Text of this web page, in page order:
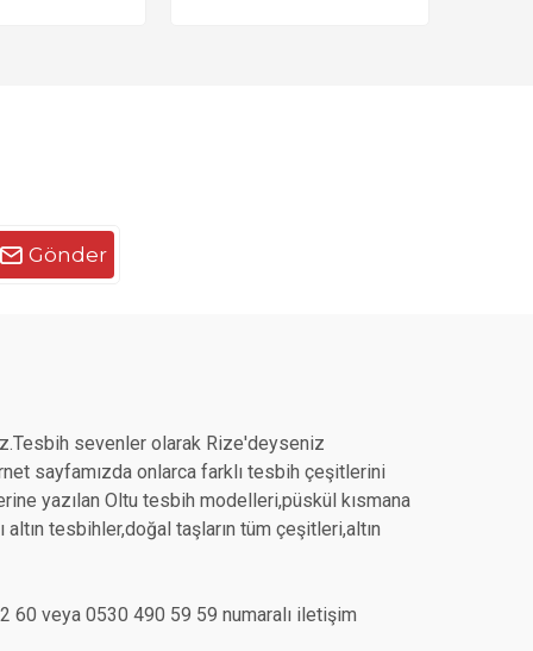
Gönder
sevenler olarak Rize'deyseniz
sayfamızda onlarca farklı tesbih çeşitlerini
yazılan Oltu tesbih modelleri,püskül kısmana
tesbihler,doğal taşların tüm çeşitleri,altın
60 veya 0530 490 59 59 numaralı iletişim